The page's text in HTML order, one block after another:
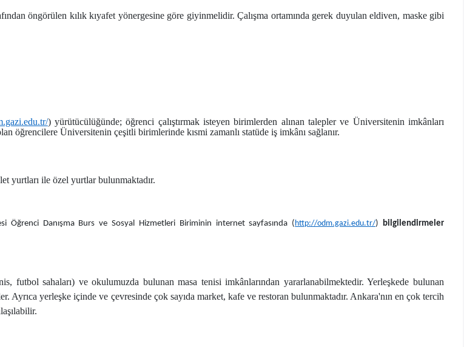
öngörülen kılık kıyafet yönergesine göre giyinmelidir. Çalışma ortamında gerek duyulan eldiven, maske gibi
) yürütücülüğünde; öğrenci çalıştırmak isteyen birimlerden alınan talepler ve Üniversitenin imkânları
öğrencilere Üniversitenin çeşitli birimlerinde kısmi zamanlı statüde iş imkânı sağlanır.
yurtları ile özel yurtlar bulunmaktadır.
Öğrenci Danışma Burs ve Sosyal Hizmetleri Biriminin internet sayfasında (http://odm.gazi.edu.tr/) bilgilendirmeler
futbol sahaları) ve okulumuzda bulunan masa tenisi imkânlarından yararlanabilmektedir. Yerleşkede bulunan
Ayrıca yerleşke içinde ve çevresinde çok sayıda market, kafe ve restoran bulunmaktadır. Ankara'nın en çok tercih